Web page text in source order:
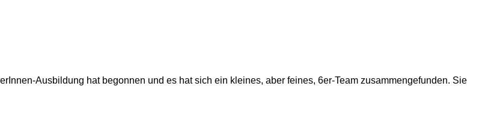
Ausbildung hat begonnen und es hat sich ein kleines, aber feines, 6er-Team zusammengefunden. Sie